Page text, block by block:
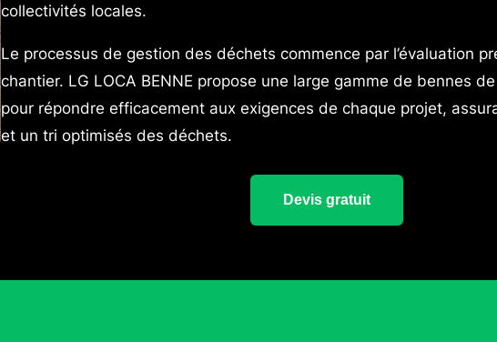
collectivités locales.
Le processus de gestion des déchets commence par l’évaluation
chantier. LG LOCA BENNE propose une large gamme de bennes
pour répondre efficacement aux exigences de chaque projet,
et un tri optimisés des déchets.
Devis gratuit